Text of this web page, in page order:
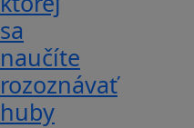
sa
naučíte
rozoznávať
huby